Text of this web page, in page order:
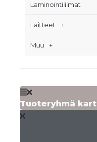
Laminointiliimat
Laitteet
Muu
Tuoteryhmä